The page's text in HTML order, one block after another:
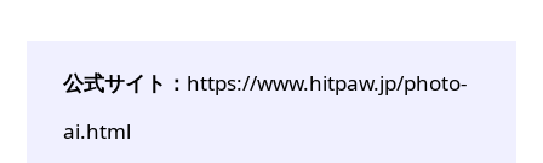
公式サイト： https://www.hitpaw.jp/photo-
ai.html